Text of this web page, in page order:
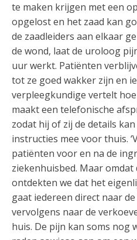
te maken krijgen met een
opgelost en het zaad kan
de zaadleiders aan elkaar
de wond, laat de uroloog
uur werkt. Patiënten
tot ze goed wakker zijn en
verpleegkundige vertelt
maakt een telefonische
zodat hij of zij de details
instructies mee voor thuis.
patiënten voor en na de
ziekenhuisbed. Maar
ontdekten we dat het
gaat iedereen direct naar
vervolgens naar de
huis. De pijn kan soms nog